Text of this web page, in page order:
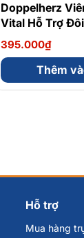
Doppelherz
Vital Hỗ Trợ
Mạnh Hộp 30
395.000₫
Thêm
Hỗ trợ
Mua hàng